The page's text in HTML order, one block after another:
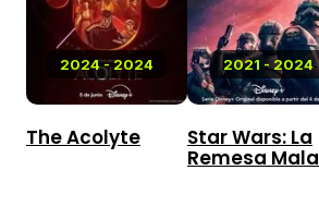
2024 - 2024
The Acolyte
2021 - 2024
Star Wars: La
Remesa Mala